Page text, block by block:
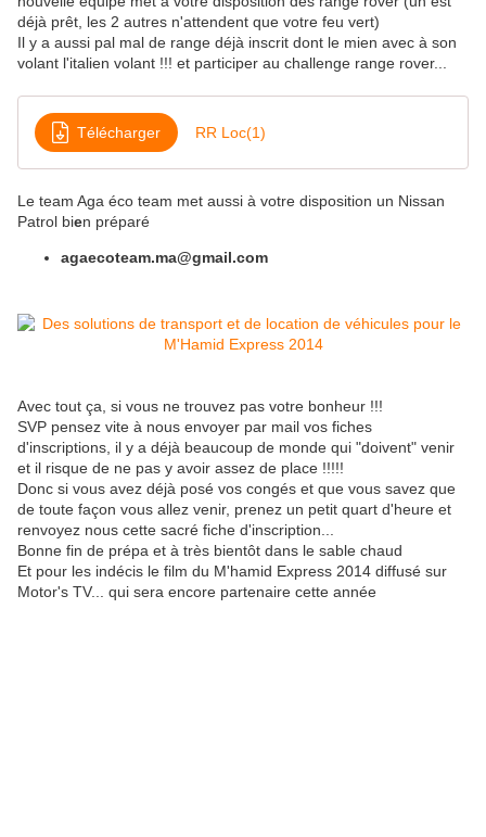
déjà prêt, les 2 autres n'attendent que votre feu vert)
Il y a aussi pal mal de range déjà inscrit dont le mien avec à son
volant l'italien volant !!! et participer au challenge range rover...
Télécharger RR Loc(1)
Le team Aga éco team met aussi à votre disposition un Nissan
Patrol bien préparé
agaecoteam.ma@gmail.com
Avec tout ça, si vous ne trouvez pas votre bonheur !!!
SVP pensez vite à nous envoyer par mail vos fiches
d'inscriptions, il y a déjà beaucoup de monde qui "doivent" venir
et il risque de ne pas y avoir assez de place !!!!!
Donc si vous avez déjà posé vos congés et que vous savez que
de toute façon vous allez venir, prenez un petit quart d'heure et
renvoyez nous cette sacré fiche d'inscription...
Bonne fin de prépa et à très bientôt dans le sable chaud
Et pour les indécis le film du M'hamid Express 2014 diffusé sur
Motor's TV... qui sera encore partenaire cette année